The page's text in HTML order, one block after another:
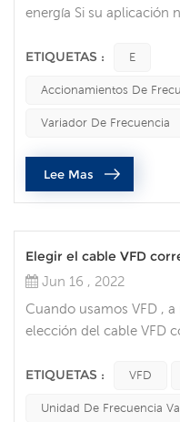
energía Si su aplicación
mediante el uso de un
velocidad de los
ETIQUETAS : E
Accionamientos De
Variador De Frecuencia
Lee Mas
Elegir el cable VFD
Jun 16 , 2022
Cuando usamos VFD ,
elección del cable VFD
cable VFD ahora como
ETIQUETAS : VFD
Unidad De Frecuencia